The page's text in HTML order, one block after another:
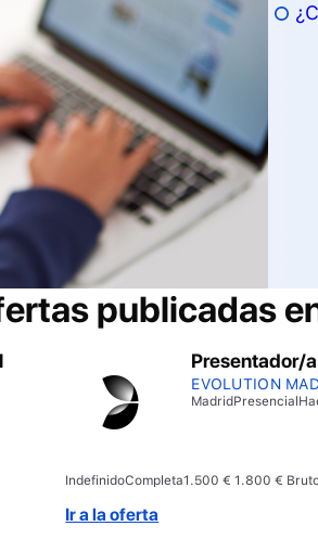
publicadas
Presentador/
EVOLUTION
MadridPresencial
IndefinidoCompleta1.500 € 1.800 €
Ir a la oferta